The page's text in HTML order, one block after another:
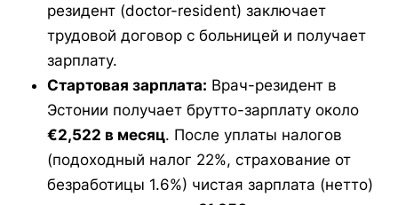
резидент (doctor-resident) заключает
трудовой договор с больницей и получает
зарплату.
Стартовая зарплата: Врач-резидент в
Эстонии получает брутто-зарплату около
€2,522 в месяц. После уплаты налогов
(подоходный налог 22%, страхование от
безработицы 1.6%) чистая зарплата (нетто)